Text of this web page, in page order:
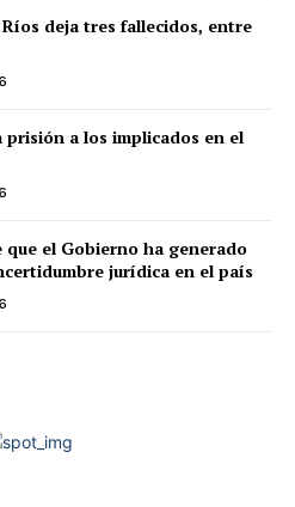
deja tres fallecidos, entre
a los implicados en el
el Gobierno ha generado
jurídica en el país